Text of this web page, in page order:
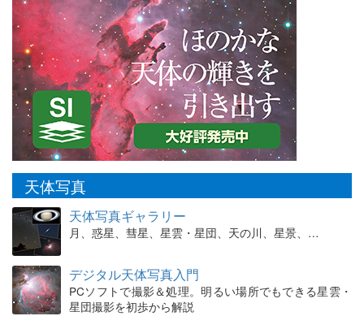
天体写真
天体写真ギャラリー
月、惑星、彗星、星雲・星団、天の川、星景、…
デジタル天体写真入門
PCソフトで撮影＆処理。明るい場所でもできる星雲・
星団撮影を初歩から解説